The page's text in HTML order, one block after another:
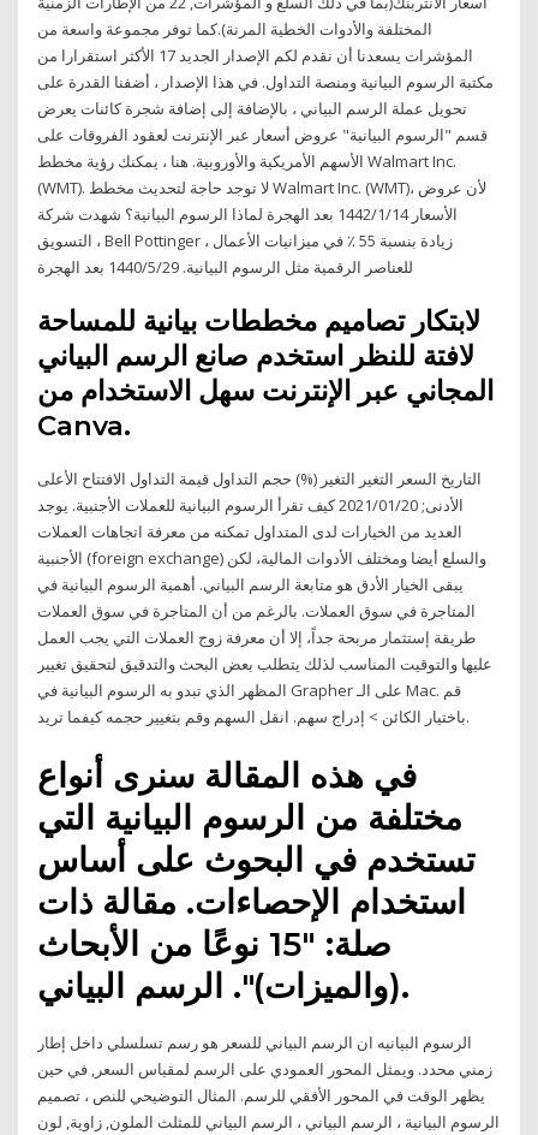
المختلفة والأدوات الخطية المرنة).كما توفر مجموعة واسعة من
المؤشرات يسعدنا أن نقدم لكم الإصدار الجديد 17 الأكثر استقرارا من
مكتبة الرسوم البيانية ومنصة التداول. في هذا الإصدار ، أضفنا القدرة على
تحويل عملة الرسم البياني ، بالإضافة إلى إضافة شجرة كائنات يعرض
قسم "الرسوم البيانية" عروض أسعار عبر الإنترنت لعقود الفروقات على
الأسهم الأمريكية والأوروبية. هنا ، يمكنك رؤية مخطط Walmart Inc.
(WMT). لا توجد حاجة لتحديث مخطط Walmart Inc. (WMT)، لأن عروض
الأسعار 14‏‏/1‏‏/1442 بعد الهجرة لماذا الرسوم البيانية؟ شهدت شركة
التسويق ، Bell Pottinger ، زيادة بنسبة 55 ٪ في ميزانيات الأعمال
للعناصر الرقمية مثل الرسوم البيانية. 29‏‏/5‏‏/1440 بعد الهجرة
لابتكار تصاميم مخططات بيانية للمساحة
لافتة للنظر استخدم صانع الرسم البياني
المجاني عبر الإنترنت سهل الاستخدام من
Canva.
التاريخ السعر التغير التغير (%) حجم التداول قيمة التداول الافتتاح الأعلى
الأدنى; 2021/01/20 كيف تقرأ الرسوم البيانية للعملات الأجنبية. يوجد
العديد من الخيارات لدى المتداول تمكنه من معرفة اتجاهات العملات
الأجنبية (foreign exchange) والسلع أيضا ومختلف الأدوات المالية، لكن
يبقى الخيار الأدق هو متابعة الرسم البياني. أهمية الرسوم البيانية في
المتاجرة في سوق العملات. بالرغم من أن المتاجرة في سوق العملات
طريقة إستثمار مربحة جداً، إلا أن معرفة زوج العملات التي يجب العمل
عليها والتوقيت المناسب لذلك يتطلب بعض البحث والتدقيق لتحقيق تغيير
المظهر الذي تبدو به الرسوم البيانية في Grapher على الـ Mac. قم
باختيار الكائن > إدراج سهم. انقل السهم وقم بتغيير حجمه كيفما تريد.
في هذه المقالة سنرى أنواع
مختلفة من الرسوم البيانية التي
تستخدم في البحوث على أساس
استخدام الإحصاءات. مقالة ذات
صلة: "15 نوعًا من الأبحاث
(والميزات)". الرسم البياني.
الرسوم البيانيه ان الرسم البياني للسعر هو رسم تسلسلي داخل إطار
زمني محدد. ويمثل المحور العمودي على الرسم لمقياس السعر, في حين
يظهر الوقت في المحور الأفقي للرسم. المثال التوضيحي للنص ، تصميم
الرسوم البيانية ، الرسم البياني ، الرسم البياني للمثلث الملون, زاوية, لون